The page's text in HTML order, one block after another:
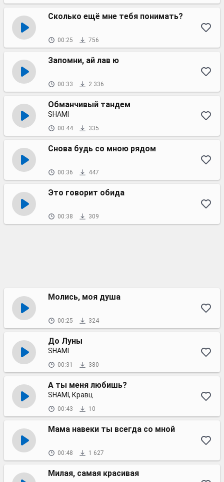
Сколько ещё мне тебя понимать?
00:25 756
Запомни, ай лав ю
00:33 2 336
Обманчивый тандем
SHAMI
00:44 335
Снова будь со мною рядом
00:36 447
Это говорит обида
00:38 309
Молись, моя душа
00:25 324
До Луны
SHAMI
00:31 380
А ты меня любишь?
SHAMI, Кравц
00:43 10
Мама навеки ты всегда со мной
00:48 1 627
Милая, самая красивая